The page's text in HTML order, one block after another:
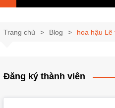
Trang chủ Blog hoa hậu Lê
Đăng ký thành viên